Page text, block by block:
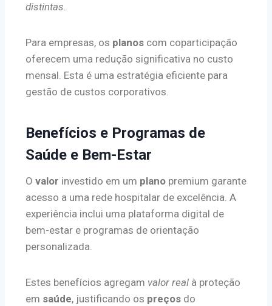
distintas.
Para empresas, os planos com coparticipação
oferecem uma redução significativa no custo
mensal. Esta é uma estratégia eficiente para
gestão de custos corporativos.
Benefícios e Programas de
Saúde e Bem-Estar
O valor investido em um plano premium garante
acesso a uma rede hospitalar de excelência. A
experiência inclui uma plataforma digital de
bem-estar e programas de orientação
personalizada.
Estes benefícios agregam valor real à proteção
em saúde, justificando os preços do